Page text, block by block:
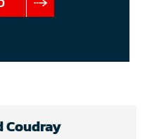
Coudray